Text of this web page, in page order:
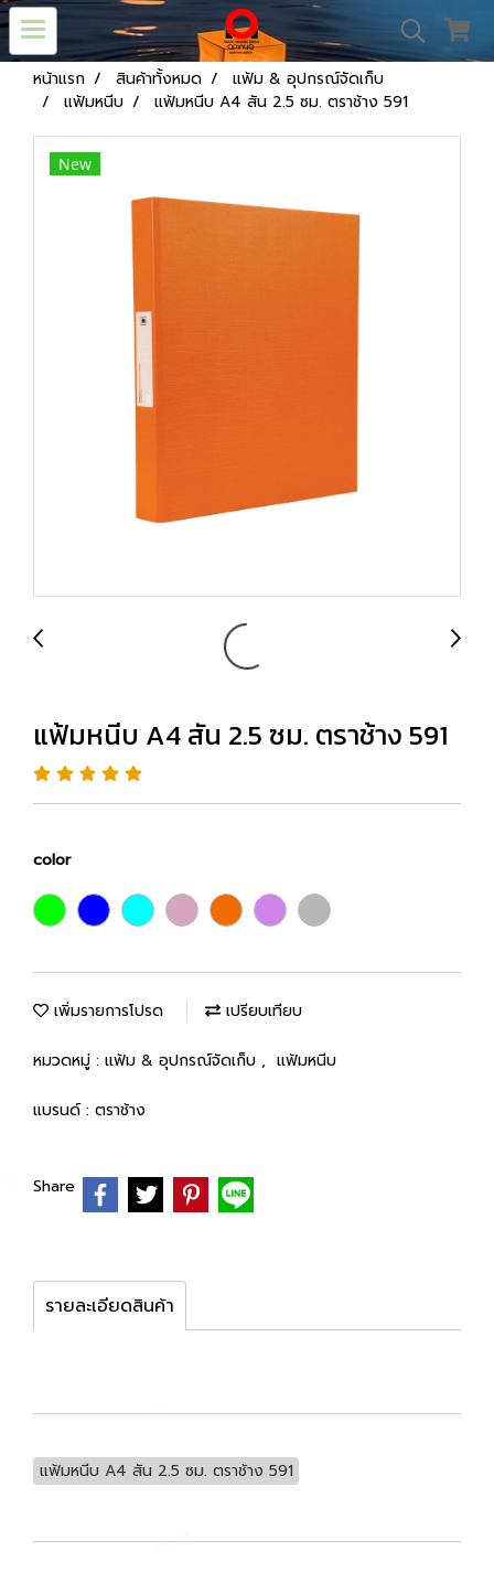
หน้าแรก สินค้าทั้งหมด
แฟ้ม & อุปกรณ์จัดเก็บ
แฟ้มหนีบ
แฟ้มหนีบ A4 สัน 2.5 ซม. ตราช้าง 591
New
แฟ้มหนีบ A4 สัน 2.5 ซม. ตราช้าง 591
color
เพิ่มรายการโปรด เปรียบเทียบ
หมวดหมู่ : แฟ้ม & อุปกรณ์จัดเก็บ , แฟ้มหนีบ
แบรนด์ : ตราช้าง
Share
รายละเอียดสินค้า
แฟ้มหนีบ A4 สัน 2.5 ซม. ตราช้าง 591